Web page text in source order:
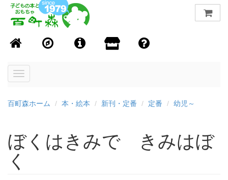
Toggle
百町森ホーム 本・絵本 新刊・定番 定番 幼児～
ぼくはきみで きみはぼ
く